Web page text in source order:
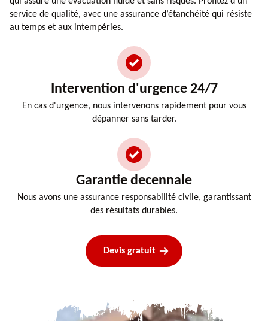
service de qualité, avec une assurance d’étanchéité qui résiste
au temps et aux intempéries.
Intervention d'urgence 24/7
En cas d'urgence, nous intervenons rapidement pour vous
dépanner sans tarder.
Garantie decennale
Nous avons une assurance responsabilité civile, garantissant
des résultats durables.
Devis gratuit